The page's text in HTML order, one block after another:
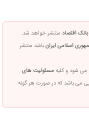
اقتصادمنتشر خواهد شد.
اسلامی ایرانباشد منتشر
شود و کلیهمسئولیت های
می باشد که در صورت هر گونه